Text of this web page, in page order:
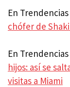
En Trendencias
chófer de
En Trendencias
hijos: así se
visitas a Miami